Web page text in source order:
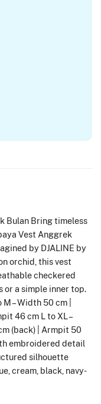
Bulan Bring timeless
Vest Anggrek
by DJALINE by
orchid, this vest
checkered
a simple inner top.
– Width 50 cm |
46 cm L to XL –
(back) | Armpit 50
embroidered detail
silhouette
cream, black, navy-